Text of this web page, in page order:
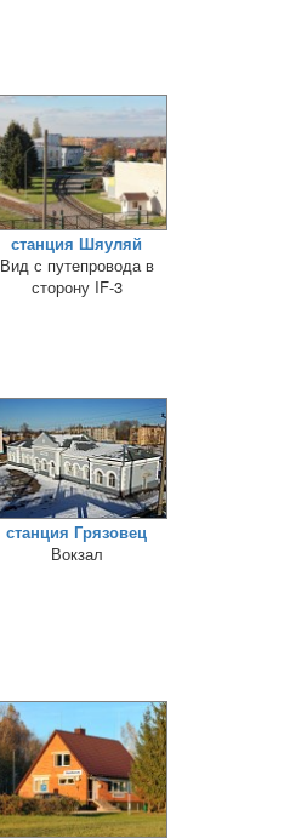
станция Шяуляй
Вид с путепровода в
сторону IF-3
станция Грязовец
Вокзал